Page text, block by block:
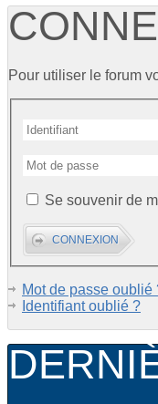
Pour utiliser le forum
Se souvenir de
Mot de passe oublié
Identifiant oublié ?